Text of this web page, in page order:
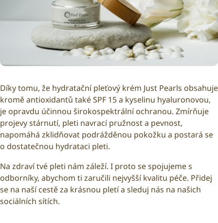
Díky tomu, že hydratační pleťový krém Just Pearls obsahuje
kromě antioxidantů také SPF 15 a kyselinu hyaluronovou,
je opravdu účinnou širokospektrální ochranou. Zmírňuje
projevy stárnutí, pleti navrací pružnost a pevnost,
napomáhá zklidňovat podrážděnou pokožku a postará se
o dostatečnou hydrataci pleti.
Na zdraví tvé pleti nám záleží. I proto se spojujeme s
odborníky, abychom ti zaručili nejvyšší kvalitu péče. Přidej
se na naší cestě za krásnou pletí a sleduj nás na našich
sociálních sítích.